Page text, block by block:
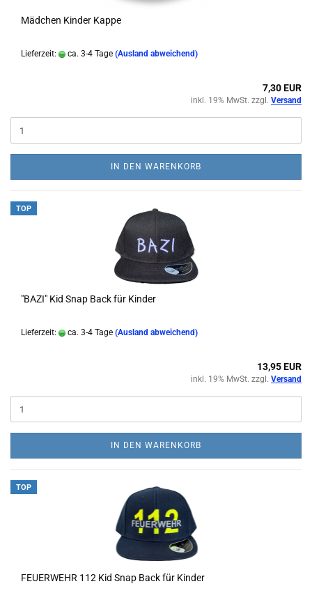
Mädchen Kinder Kappe
Lieferzeit: ca. 3-4 Tage (Ausland abweichend)
7,30 EUR
inkl. 19% MwSt. zzgl. Versand
IN DEN WARENKORB
TOP
"BAZI" Kid Snap Back für Kinder
Lieferzeit: ca. 3-4 Tage (Ausland abweichend)
13,95 EUR
inkl. 19% MwSt. zzgl. Versand
IN DEN WARENKORB
TOP
FEUERWEHR 112 Kid Snap Back für Kinder